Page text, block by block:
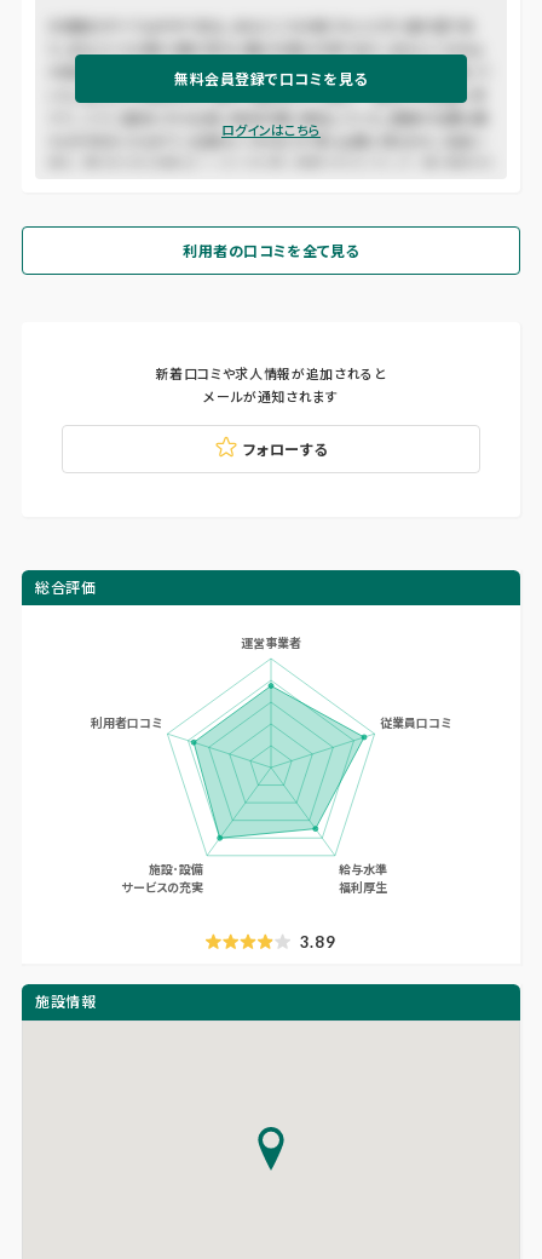
無料会員登録で口コミを見る
ログインはこちら
の尾をめぐる谷の入り口である。一筋の街道はこの深い森林地帯を貫いて
たびか改まったもので、古道はいつのまにか深い山間に埋もれた。名高い
利用者の口コミを全て見る
新着口コミや求人情報が追加されると
メールが通知されます
フォローする
総合評価
3.89
施設情報